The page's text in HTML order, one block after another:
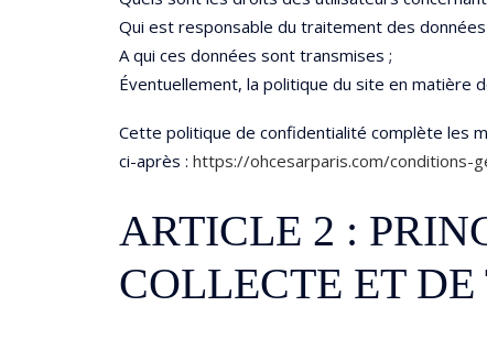
Qui est responsable du traitement des
A qui ces données sont transmises ;
Éventuellement, la politique du site en matière
Cette politique de confidentialité complète les
ci-après : https://ohcesarparis.com/conditions-
ARTICLE 2 :
COLLECTE ET